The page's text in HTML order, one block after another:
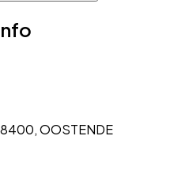
OOSTENDE